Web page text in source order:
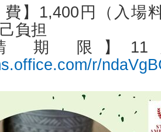
】1,400円（入場
負担
期 限】11
r/